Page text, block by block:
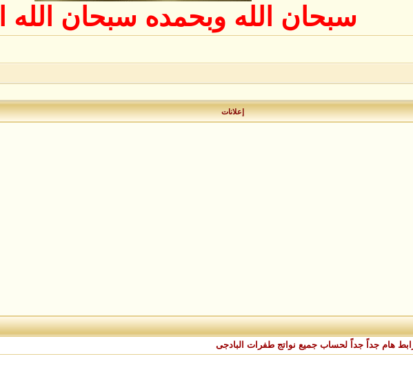
سبحان الله وبحمده سبحان الله
إعلانات
هام جداً جداً لحساب جميع نواتج طفرات البادجى